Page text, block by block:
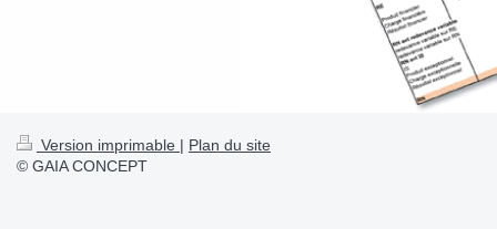
Version imprimable | Plan du site
© GAIA CONCEPT